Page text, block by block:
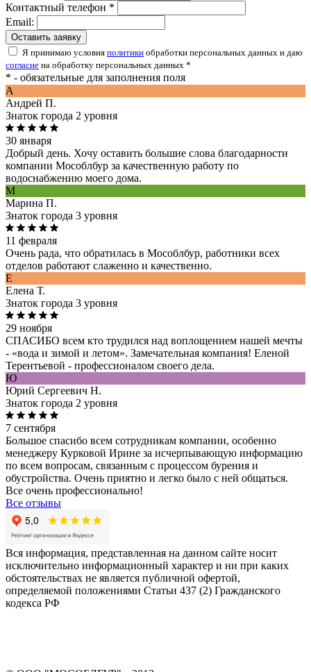
Контактный телефон *
Email:
Оставить заявку
Я принимаю условия политики обработки персональных данных и даю
согласие на обработку персональных данных *
* - обязательные для заполнения поля
A
Андрей П.
Знаток города 2 уровня
30 января
Добрый день. Хочу оставить большие слова благодарности
компании Мособлбур за качественную работу по
водоснабжению моего дома.
М
Марина П.
Знаток города 3 уровня
11 февраля
Очень рада, что обратилась в Мособлбур, работники всех
отделов работают слаженно и качественно.
Е
Елена Т.
Знаток города 3 уровня
29 ноября
СПАСИБО всем кто трудился над воплощением нашей мечты
- «вода и зимой и летом». Замечательная компания! Еленой
Терентьевой - профессионалом своего дела.
Ю
Юрий Сергеевич Н.
Знаток города 2 уровня
7 сентября
Большое спасибо всем сотрудникам компании, особенно
менеджеру Курковой Ирине за исчерпывающую информацию
по всем вопросам, связанным с процессом бурения и
обустройства. Очень приятно и легко было с ней общаться.
Все очень профессионально!
Все отзывы
Вся информация, представленная на данном сайте носит
исключительно информационный характер и ни при каких
обстоятельствах не является публичной офертой,
определяемой положениями Статьи 437 (2) Гражданского
кодекса РФ